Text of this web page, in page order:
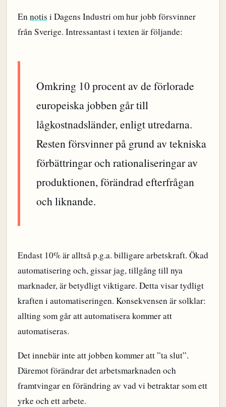
En notis i Dagens Industri om hur jobb försvinner
från Sverige. Intressantast i texten är följande:
Omkring 10 procent av de förlorade
europeiska jobben går till
lågkostnadsländer, enligt utredarna.
Resten försvinner på grund av tekniska
förbättringar och rationaliseringar av
produktionen, förändrad efterfrågan
och liknande.
Endast 10% är alltså p.g.a. billigare arbetskraft. Ökad
automatisering och, gissar jag, tillgång till nya
marknader, är betydligt viktigare. Detta visar tydligt
kraften i automatiseringen. Konsekvensen är solklar:
allting som går att automatisera kommer att
automatiseras.
Det innebär inte att jobben kommer att ”ta slut”.
Däremot förändrar det arbetsmarknaden och
framtvingar en förändring av vad vi betraktar som ett
yrke och ett arbete.